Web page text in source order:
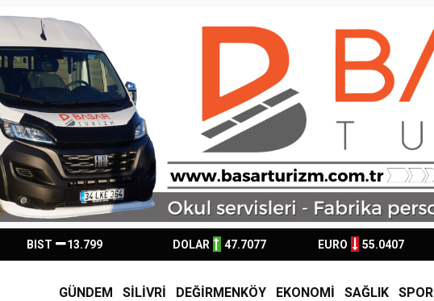
BIST 13.799 DOLAR 47.7077 EURO 55.0407
GÜNDEM SİLİVRİ DEĞİRMENKÖY EKONOMİ SAĞLIK SPOR